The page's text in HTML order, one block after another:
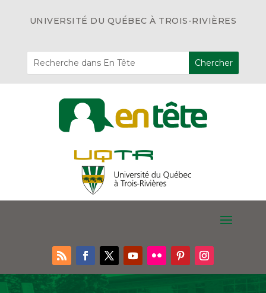
UNIVERSITÉ DU QUÉBEC À TROIS-RIVIÈRES